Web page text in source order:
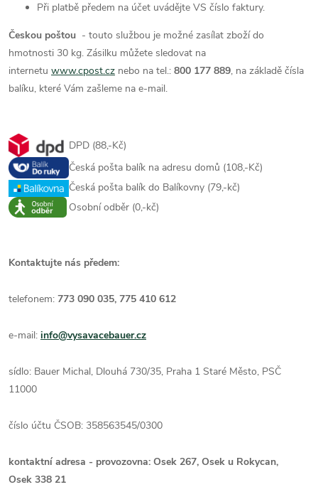
Při platbě předem na účet uvádějte VS číslo faktury.
Českou poštou - touto službou je možné zasílat zboží do
hmotnosti 30 kg. Zásilku můžete sledovat na
internetu www.cpost.cz nebo na tel.: 800 177 889, na základě čísla
balíku, které Vám zašleme na e-mail.
DPD (88,-Kč)
Česká pošta balík na adresu domů (108,-Kč)
Česká pošta balík do Balíkovny (79,-kč)
Osobní odběr (0,-kč)
Kontaktujte nás předem:
telefonem: 773 090 035, 775 410 612
e-mail: info@vysavacebauer.cz
sídlo: Bauer Michal, Dlouhá 730/35, Praha 1 Staré Město, PSČ
11000
číslo účtu ČSOB: 358563545/0300
kontaktní adresa - provozovna: Osek 267, Osek u Rokycan,
Osek 338 21